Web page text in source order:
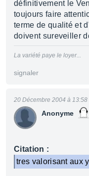
définitivement le
toujours faire
terme de qualité et
doivent sureveiller
La variété paye le loyer...
signaler
Anonyme
20 Décembre 2004 à 13:58
Citation :
tres valorisant aux